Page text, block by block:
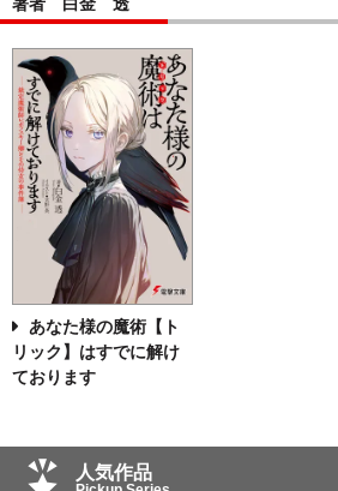
著者 白金 透
あなた様の魔術【ト
リック】はすでに解け
ております
人気作品